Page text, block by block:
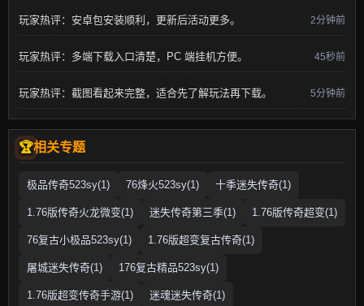
玩家热评：安卓包安装顺利，更新后活动更多。 2分钟前
玩家热评：多端下载入口清楚，PC 端挂机方便。 45秒前
玩家热评：截图看起来完整，适合先了解玩法再下载。 5分钟前
相关专题
极品传奇523sy(1) 76烽火523sy(1) 十季迷失传奇(1)
1.76版传奇火龙微变(1) 迷失传奇第三季(1) 1.76版传奇超变(1)
76复古小极品523sy(1) 1.76版超变复古传奇(1)
屠城迷失传奇(1) 176复古精品523sy(1)
1.76版超变传奇手游(1) 迷魂迷失传奇(1)